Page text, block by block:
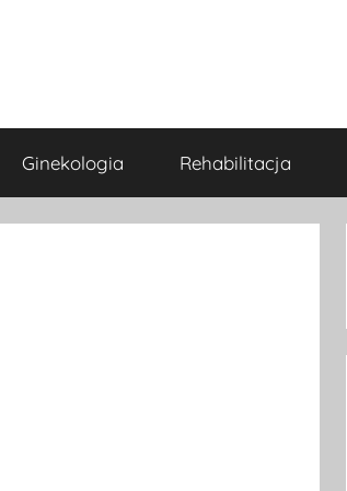
Ginekologia Rehabilitacja